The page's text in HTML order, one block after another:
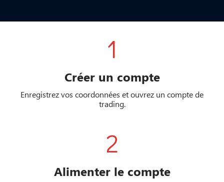
1
Créer un compte
Enregistrez vos coordonnées et ouvrez un compte de
trading.
2
Alimenter le compte